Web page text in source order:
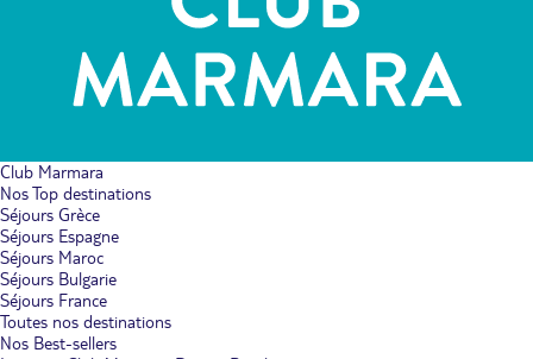
Club Marmara
Nos Top destinations
Séjours Grèce
Séjours Espagne
Séjours Maroc
Séjours Bulgarie
Séjours France
Toutes nos destinations
Nos Best-sellers